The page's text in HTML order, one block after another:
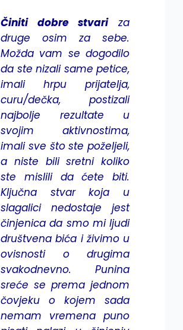
Činiti dobre stvariza
druge osim za sebe.
Možda vam se dogodilo
da ste nizali same petice,
imali hrpu prijatelja,
curu/dečka, postizali
najbolje rezultate u
svojim aktivnostima,
imali sve što ste poželjeli,
a niste bili sretni koliko
ste mislili da ćete biti.
Ključna stvar koja u
slagalici nedostaje jest
činjenica da smo mi ljudi
društvena bića i živimo u
ovisnosti o drugima
svakodnevno. Punina
sreće se prema jednom
čovjeku o kojem sada
nemam vremena puno